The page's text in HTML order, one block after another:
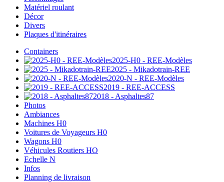
Matériel roulant
Décor
Divers
Plaques d'itinéraires
Containers
2025-H0 - REE-Modèles
2025 - Mikadotrain-REE
2020-N - REE-Modèles
2019 - REE-ACCESS
2018 - Asphaltes87
Photos
Ambiances
Machines H0
Voitures de Voyageurs H0
Wagons H0
Véhicules Routiers HO
Echelle N
Infos
Planning de livraison